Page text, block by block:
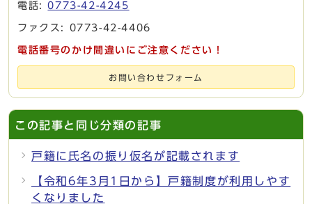
電話:0773-42-4245
ファクス: 0773-42-4406
電話番号のかけ間違いにご注意ください！
お問い合わせフォーム
この記事と同じ分類の記事
戸籍に氏名の振り仮名が記載されます
【令和6年3月1日から】戸籍制度が利用しやす
くなりました